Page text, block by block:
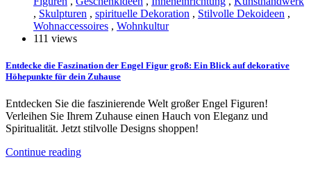
, Skulpturen , spirituelle Dekoration , Stilvolle Dekoideen ,
Wohnaccessoires , Wohnkultur
111 views
Entdecke die Faszination der Engel Figur groß: Ein Blick auf dekorative
Höhepunkte für dein Zuhause
Entdecken Sie die faszinierende Welt großer Engel Figuren!
Verleihen Sie Ihrem Zuhause einen Hauch von Eleganz und
Spiritualität. Jetzt stilvolle Designs shoppen!
Continue reading